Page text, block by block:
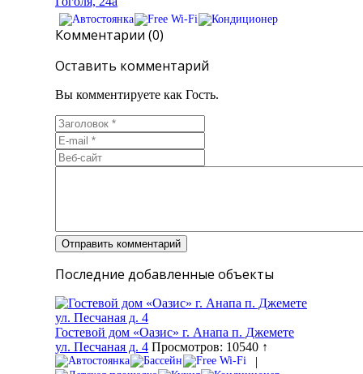
Комментарии (0)
Оставить комментарий
Вы комментируете как Гость.
Последние добавленные объекты
Гостевой дом «Оазис» г. Анапа п. Джемете
ул. Песчаная д. 4 Просмотров: 10540 ↑
|